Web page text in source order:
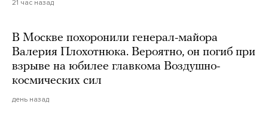
21 час назад
В Москве похоронили генерал-майора
Валерия Плохотнюка. Вероятно, он погиб при
взрыве на юбилее главкома Воздушно-
космических сил
день назад